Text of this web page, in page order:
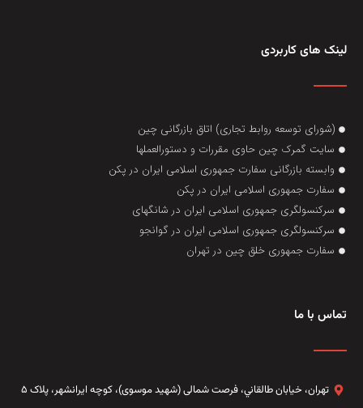
لینک های کاربردی
(شورای توسعه روابط تجاری) اتاق بازرگانی چین
سایت گمرک چین حاوی مقررات و دستورالعملها
وابسته بازرگانی سفارت جمهوری اسلامی ایران در پکن
سفارت جمهوری اسلامی ایران در پکن
سرکنسولگری جمهوری اسلامی ایران در شانگهای
سرکنسولگری جمهوری اسلامی ایران در گوانجو
سفارت جمهوری خلق چین در تهران
تماس با ما
تهران، خيابان طالقاني،‌ فرصت شمالی (شهید موسوی)، کوچه ایرانشهر، پلاک ۵